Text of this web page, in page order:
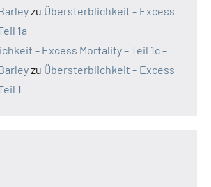
zu Übersterblichkeit – Excess
1a
– Excess Mortality – Teil 1c –
zu Übersterblichkeit – Excess
1